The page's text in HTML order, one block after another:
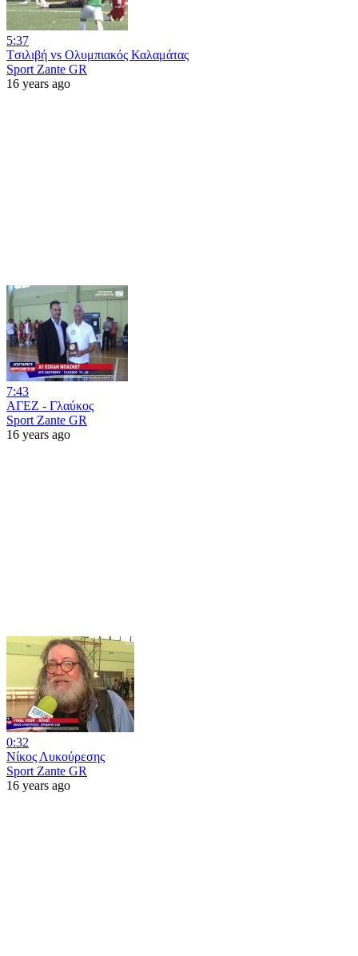
5:37
Tσιλιβή vs Ολυμπιακός Καλαμάτας
Sport Zante GR
16 years ago
7:43
ΑΓΕΖ - Γλαύκος
Sport Zante GR
16 years ago
0:32
Νίκος Λυκούρεσης
Sport Zante GR
16 years ago